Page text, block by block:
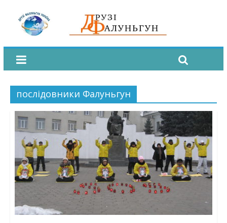
послідовники Фалуньгун